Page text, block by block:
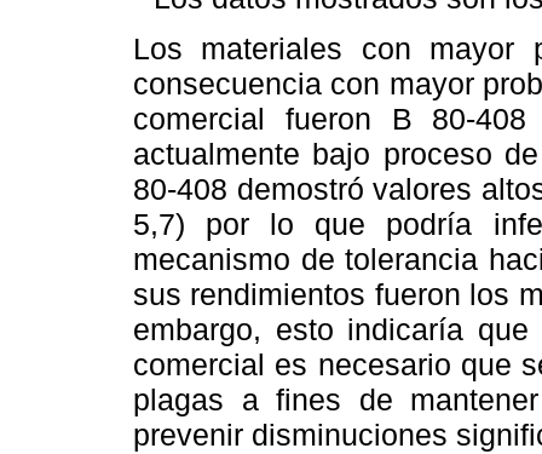
Los materiales con
consecuencia con mayor
comercial fueron B 80-
actualmente bajo proceso
80-408 demostró valores
5,7) por lo que podría
mecanismo de tolerancia
sus rendimientos fueron los
embargo, esto indicaría
comercial es necesario que
plagas a fines de
prevenir disminuciones